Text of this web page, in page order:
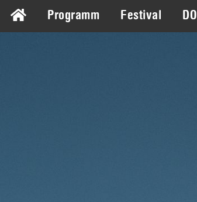
Programm Festival